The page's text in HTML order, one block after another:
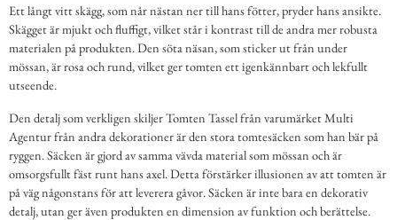
Ett långt vitt skägg, som når nästan ner till hans fötter, pryder hans ansikte.
Skägget är mjukt och fluffigt, vilket står i kontrast till de andra mer robusta
materialen på produkten. Den söta näsan, som sticker ut från under
mössan, är rosa och rund, vilket ger tomten ett igenkännbart och lekfullt
utseende.
Den detalj som verkligen skiljer Tomten Tassel från varumärket Multi
Agentur från andra dekorationer är den stora tomtesäcken som han bär på
ryggen. Säcken är gjord av samma vävda material som mössan och är
omsorgsfullt fäst runt hans axel. Detta förstärker illusionen av att tomten är
på väg någonstans för att leverera gåvor. Säcken är inte bara en dekorativ
detalj, utan ger även produkten en dimension av funktion och berättelse.